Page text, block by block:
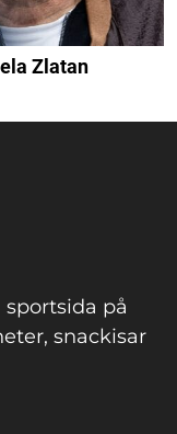
Zlatan
på
snackisar